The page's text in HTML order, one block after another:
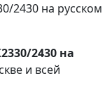
2430 на русском
2430 на
и всей